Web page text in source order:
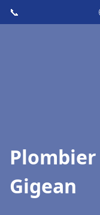
📞
Gigean